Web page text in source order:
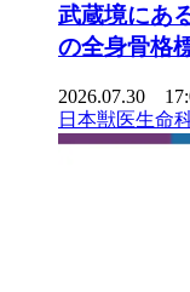
武蔵境にあ
の全身骨格
2026.07.30
日本獣医生命